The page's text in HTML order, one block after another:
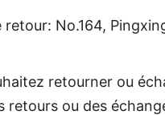
retour: No.164,
retourner ou
retours ou des